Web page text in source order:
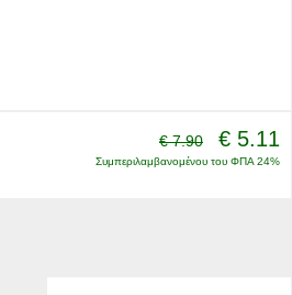
€ 7.90 € 5.11
Συμπεριλαμβανομένου του ΦΠΑ 24%